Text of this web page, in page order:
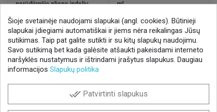
nerūdijančio plieno indeliu
Kaina
7,76 € / VNT
ml
Kaina
4,85 € / VNT
Gaukite geriausius pasiūlymus!
Šioje svetainėje naudojami slapukai (angl. cookies). Būtinieji
slapukai įdiegiami automatiškai ir jiems nėra reikalingas Jūsų
sutikimas. Taip pat galite sutikti ir su kitų slapukų naudojimu.
Savo sutikimą bet kada galėsite atšaukti pakeisdami interneto
naršyklės nustatymus ir ištrindami įrašytus slapukus. Daugiau
informacijos Slapukų politika
done_all Patvirtinti slapukus